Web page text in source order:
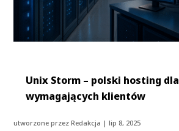
Unix Storm – polski hosting dla
wymagających klientów
utworzone przezRedakcja |lip 8, 2025